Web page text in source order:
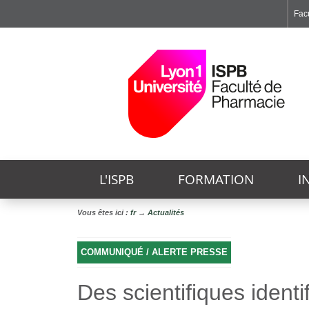
L'ISPB FORMATION
Vous êtes ici : fr→ Actualités
COMMUNIQUÉ / ALERTE PRESSE
Des scientifiques